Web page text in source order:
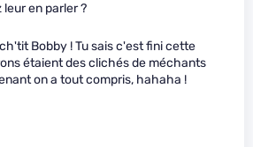
leur en parler ?
Bobby ! Tu sais c'est fini cette
étaient des clichés de méchants
on a tout compris, hahaha !